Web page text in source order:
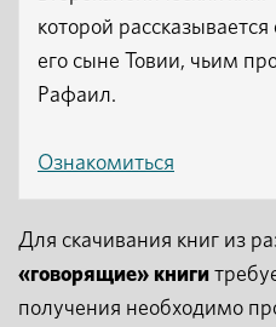
которой
его сыне Товии, чьим
Рафаил.
Ознакомиться
Для скачивания книг из
«говорящие» книги
получения необходимо